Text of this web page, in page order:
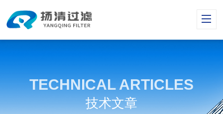
TECHNICAL ARTICLES
技术文章